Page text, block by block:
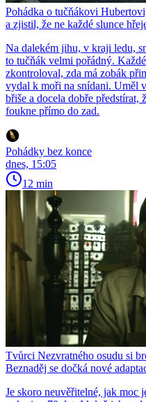
Pohádka o tučňákovi
a zjistil, že ne každé slunce
Na dalekém jihu, v kraji ledu,
to tučňák velmi pořádný.
zkontroloval, zda má zobák
vydal k moři na snídani. Uměl
břiše a docela dobře
foukne přímo do zad.
Pohádky bez konce
dnes, 15:05
12 min
Tvůrci Nezvratného osudu si
Beznaděj se dočká nové
Je skoro neuvěřitelné, jak moc